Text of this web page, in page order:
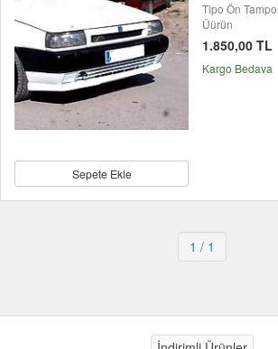
Sepete Ekle
Tipo Ön
Üürün
1.850,00 TL
Kargo Bedava
1 / 1